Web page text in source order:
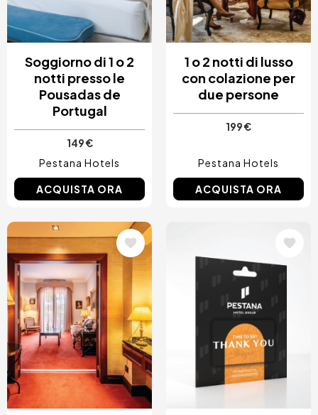
Soggiorno di 1 o 2
notti presso le
Pousadas de
Portugal
149 €
Pestana Hotels
ACQUISTA ORA
1 o 2 notti di lusso
con colazione per
due persone
199 €
Pestana Hotels
ACQUISTA ORA
Immagine